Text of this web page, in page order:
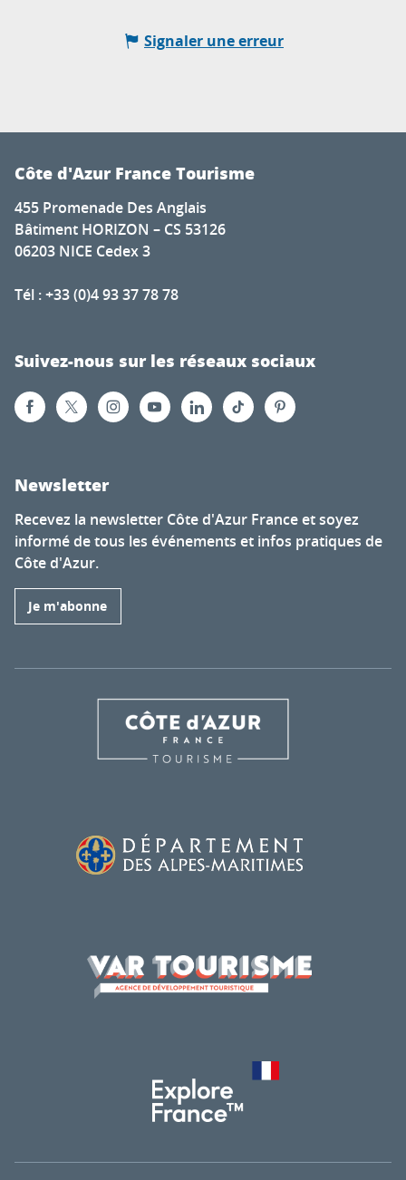
Signaler une erreur
Côte d'Azur France Tourisme
455 Promenade Des Anglais
Bâtiment HORIZON – CS 53126
06203 NICE Cedex 3
Tél : +33 (0)4 93 37 78 78
Suivez-nous sur les réseaux sociaux
Newsletter
Recevez la newsletter Côte d'Azur France et soyez
informé de tous les événements et infos pratiques de
Côte d'Azur.
Je m'abonne